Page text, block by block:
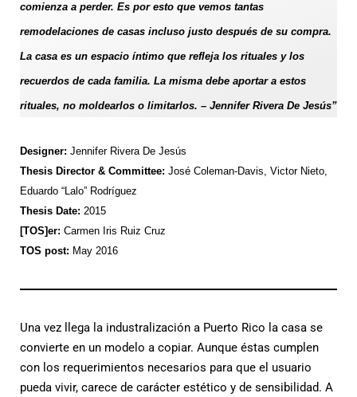
comienza a perder. Es por esto que vemos tantas
remodelaciones de casas incluso justo después de su compra.
La casa es un espacio íntimo que refleja los rituales y los
recuerdos de cada familia. La misma debe aportar a estos
rituales, no moldearlos o limitarlos. – Jennifer Rivera De Jesús”
Designer: Jennifer Rivera De Jesús
Thesis Director & Committee: José Coleman-Davis, Victor Nieto,
Eduardo “Lalo” Rodríguez
Thesis Date: 2015
[TOS]er: Carmen Iris Ruiz Cruz
TOS post: May 2016
Una vez llega la industralización a Puerto Rico la casa se
convierte en un modelo a copiar. Aunque éstas cumplen
con los requerimientos necesarios para que el usuario
pueda vivir, carece de carácter estético y de sensibilidad. A